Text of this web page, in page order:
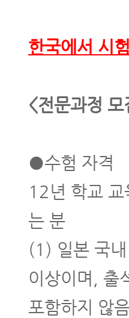
한국에서 시
<전문과정
●수험 자격
12년 학교 교
는 분
(1) 일본 국
이상이며, 출
포함하지 않